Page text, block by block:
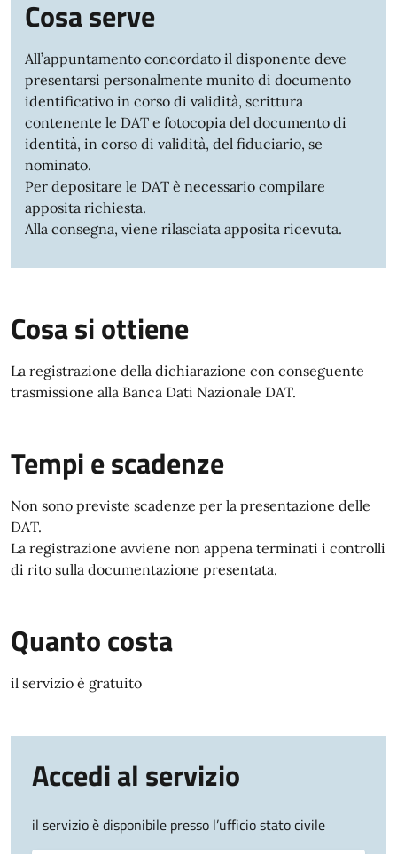
Cosa serve
All’appuntamento concordato il disponente deve
presentarsi personalmente munito di documento
identificativo in corso di validità, scrittura
contenente le DAT e fotocopia del documento di
identità, in corso di validità, del fiduciario, se
nominato.
Per depositare le DAT è necessario compilare
apposita richiesta.
Alla consegna, viene rilasciata apposita ricevuta.
Cosa si ottiene
La registrazione della dichiarazione con conseguente
trasmissione alla Banca Dati Nazionale DAT.
Tempi e scadenze
Non sono previste scadenze per la presentazione delle
DAT.
La registrazione avviene non appena terminati i controlli
di rito sulla documentazione presentata.
Quanto costa
il servizio è gratuito
Accedi al servizio
il servizio è disponibile presso l’ufficio stato civile